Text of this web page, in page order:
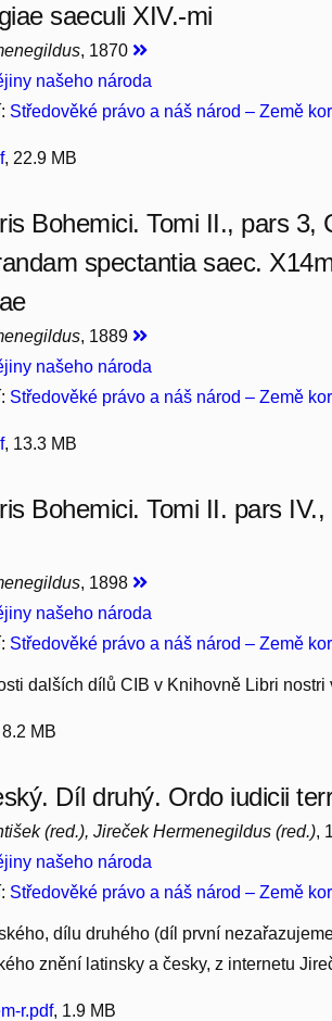
saeculi XIV.-mi
, 1870
našeho národa
Středověké právo a náš národ – Země
, 22.9 MB
Bohemici. Tomi II., pars 3,
spectantia saec.
, 1889
našeho národa
Středověké právo a náš národ – Země
, 13.3 MB
Bohemici. Tomi II. pars
, 1898
našeho národa
Středověké právo a náš národ – Země
dalších dílů CIB v Knihovně Libri
8.2 MB
Díl druhý. Ordo iudicii
(red.), Jireček Hermenegildus (red.),
našeho národa
Středověké právo a náš národ – Země
dílu druhého (díl první
znění latinsky a česky, z internetu
r.pdf, 1.9 MB